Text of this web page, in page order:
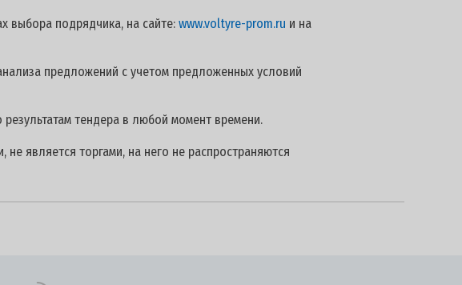
выбора подрядчика, на сайте: www.voltyre-prom.ru и на
предложений с учетом предложенных условий
тендера в любой момент времени.
является торгами, на него не распространяются